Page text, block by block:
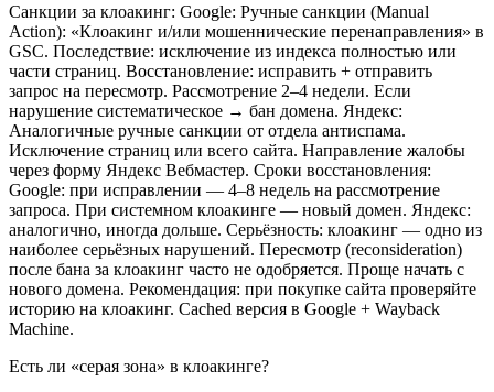
Санкции за клоакинг: Google: Ручные санкции (Manual
Action): «Клоакинг и/или мошеннические перенаправления» в
GSC. Последствие: исключение из индекса полностью или
части страниц. Восстановление: исправить + отправить
запрос на пересмотр. Рассмотрение 2–4 недели. Если
нарушение систематическое → бан домена. Яндекс:
Аналогичные ручные санкции от отдела антиспама.
Исключение страниц или всего сайта. Направление жалобы
через форму Яндекс Вебмастер. Сроки восстановления:
Google: при исправлении — 4–8 недель на рассмотрение
запроса. При системном клоакинге — новый домен. Яндекс:
аналогично, иногда дольше. Серьёзность: клоакинг — одно из
наиболее серьёзных нарушений. Пересмотр (reconsideration)
после бана за клоакинг часто не одобряется. Проще начать с
нового домена. Рекомендация: при покупке сайта проверяйте
историю на клоакинг. Cached версия в Google + Wayback
Machine.
Есть ли «серая зона» в клоакинге?